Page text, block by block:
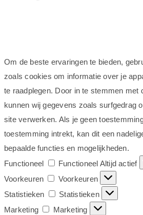
Om de beste ervaringen te bieden,
zoals cookies om informatie over je
te raadplegen. Door in te stemmen met
kunnen wij gegevens zoals surfgedrag
site verwerken. Als je geen
toestemming intrekt, kan dit een
bepaalde functies en mogelijkheden.
Functioneel
Functioneel Altijd actief
Voorkeuren
Voorkeuren
Statistieken
Statistieken
Marketing
Marketing